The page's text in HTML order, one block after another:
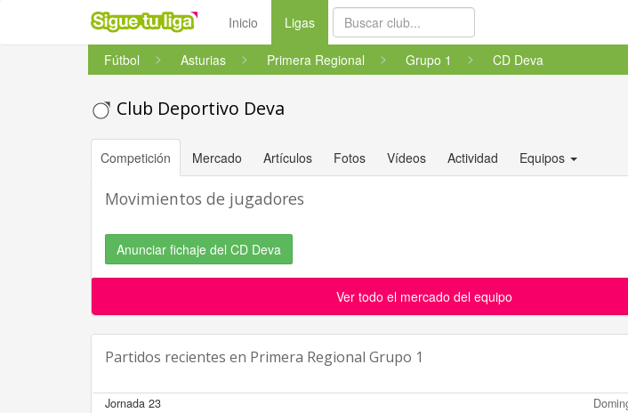
Inicio Ligas(current)
Fútbol Asturias Primera Regional Grupo 1 CD Deva
Club Deportivo Deva
Competición Mercado Artículos Fotos Vídeos Actividad Equipos
Movimientos de jugadores
Anunciar fichaje del CD Deva
Ver todo el mercado del equipo
Partidos recientes en Primera Regional Grupo 1
Jornada 23